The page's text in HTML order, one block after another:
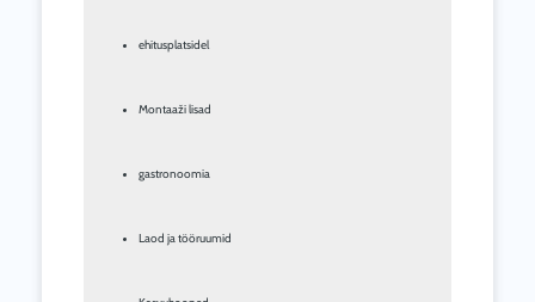
ehitusplatsidel
Montaaži lisad
gastronoomia
Laod ja tööruumid